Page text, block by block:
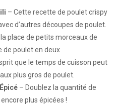
– Cette recette de poulet crispy
d’autres découpes de poulet.
place de petits morceaux de
de poulet en deux
que le temps de cuisson peut
plus gros de poulet.
– Doublez la quantité de
plus épicées !